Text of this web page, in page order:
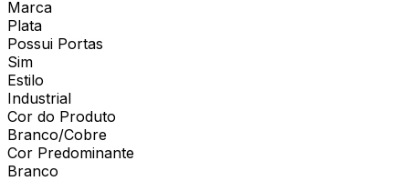
Marca
Plata
Possui Portas
Sim
Estilo
Industrial
Cor do Produto
Branco/Cobre
Cor Predominante
Branco